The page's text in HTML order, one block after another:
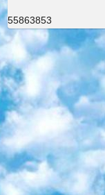
55863853